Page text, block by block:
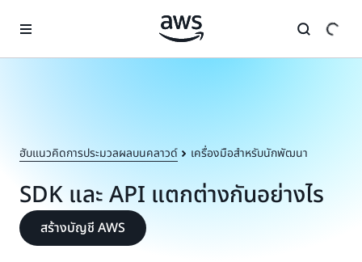
ฮับแนวคิดการประมวลผลบนคลาวด์ เครื่องมือสำหรับนักพัฒนา
SDK และ API แตกต่างกันอย่างไร
สร้างบัญชี AWS